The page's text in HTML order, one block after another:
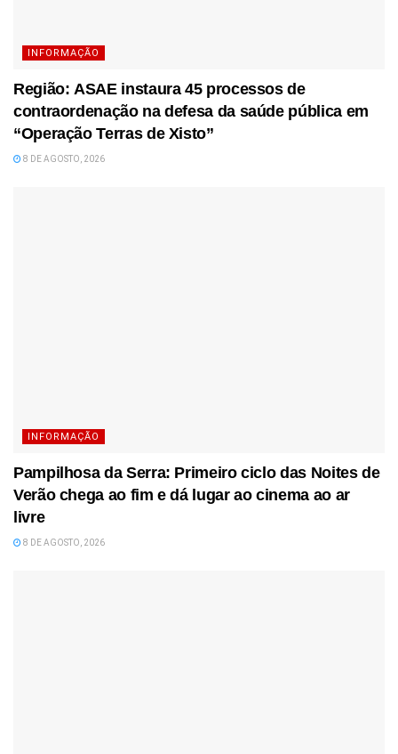
INFORMAÇÃO
Região: ASAE instaura 45 processos de
contraordenação na defesa da saúde pública em
“Operação Terras de Xisto”
8 DE AGOSTO, 2026
INFORMAÇÃO
Pampilhosa da Serra: Primeiro ciclo das Noites de
Verão chega ao fim e dá lugar ao cinema ao ar
livre
8 DE AGOSTO, 2026